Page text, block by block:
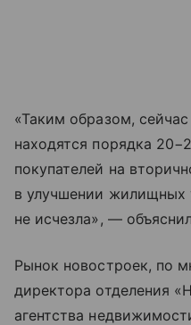
«Таким образом,
находятся порядка
покупателей на
в улучшении жилищных
не исчезла», —
Рынок новостроек, по
директора отделения
агентства